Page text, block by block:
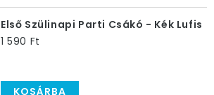
Első Szülinapi Parti Csákó - Kék Lufis
1 590 Ft
KOSÁRBA